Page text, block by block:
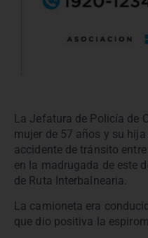
La Jefatura de Policía de
mujer de 57 años y su
accidente de tránsito
en la madrugada de este
de Ruta Interbalnearia.
La camioneta era
que dio positiva la